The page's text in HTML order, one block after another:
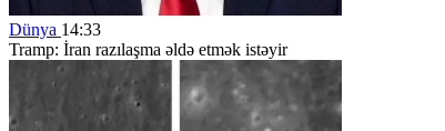
Dünya 14:33
Tramp: İran razılaşma əldə etmək istəyir